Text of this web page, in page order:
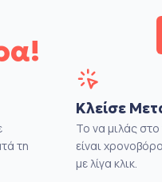
τη
Κλείσε
Το να μιλάς
είναι
με λίγα κλικ.